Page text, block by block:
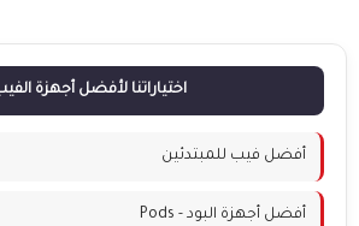
اختياراتنا لأفضل أجهزة
أفضل فيب للمبتدئين
أفضل أجهزة البود - Pods